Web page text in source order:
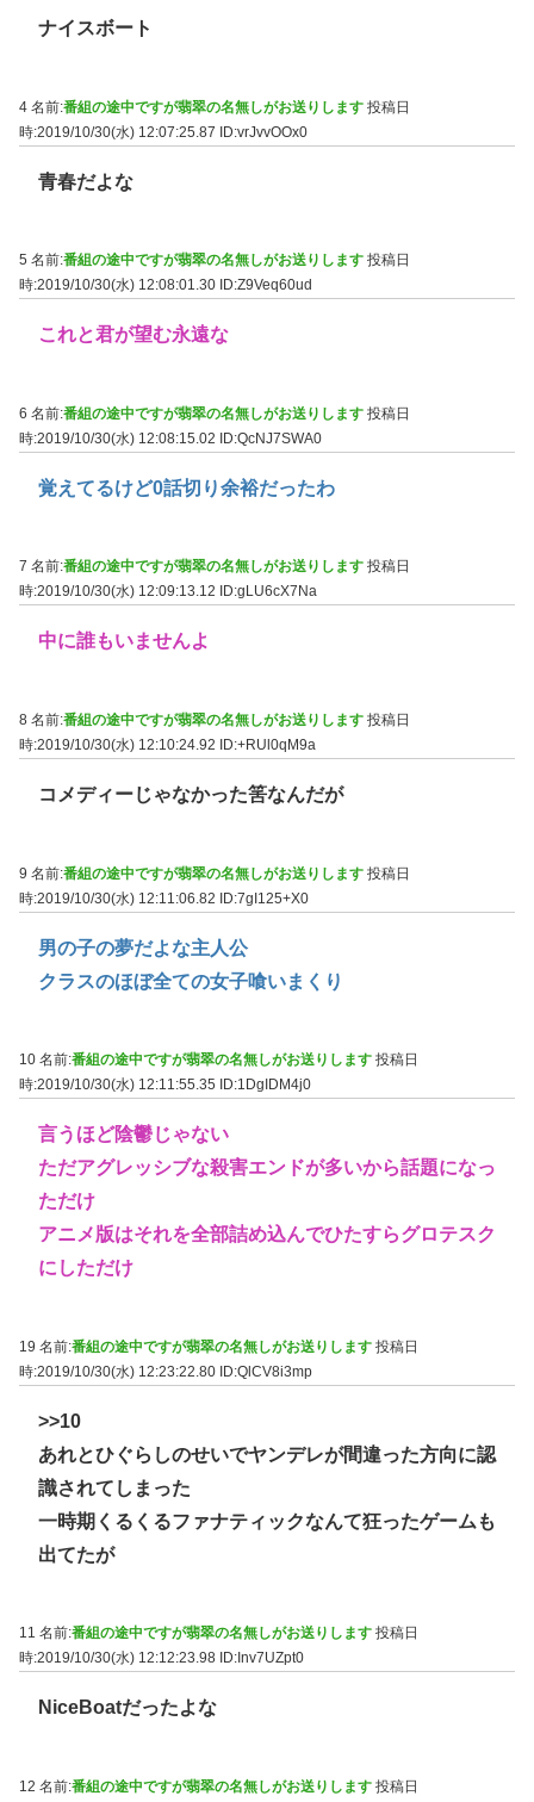
ナイスボート
4 名前:番組の途中ですが翡翠の名無しがお送りします 投稿日
時:2019/10/30(水) 12:07:25.87 ID:vrJvvOOx0
青春だよな
5 名前:番組の途中ですが翡翠の名無しがお送りします 投稿日
時:2019/10/30(水) 12:08:01.30 ID:Z9Veq60ud
これと君が望む永遠な
6 名前:番組の途中ですが翡翠の名無しがお送りします 投稿日
時:2019/10/30(水) 12:08:15.02 ID:QcNJ7SWA0
覚えてるけど0話切り余裕だったわ
7 名前:番組の途中ですが翡翠の名無しがお送りします 投稿日
時:2019/10/30(水) 12:09:13.12
ID:gLU6cX7Na
中に誰もいませんよ
8 名前:番組の途中ですが翡翠の名無しがお送りします 投稿日
時:2019/10/30(水) 12:10:24.92
ID:+RUl0qM9a
コメディーじゃなかった筈なんだが
9 名前:番組の途中ですが翡翠の名無しがお送りします 投稿日
時:2019/10/30(水) 12:11:06.82 ID:7gI125+X0
男の子の夢だよな主人公
クラスのほぼ全ての女子喰いまくり
10 名前:番組の途中ですが翡翠の名無しがお送りします 投稿日
時:2019/10/30(水) 12:11:55.35
ID:1DgIDM4j0
言うほど陰鬱じゃない
ただアグレッシブな殺害エンドが多いから話題になっ
ただけ
アニメ版はそれを全部詰め込んでひたすらグロテスク
にしただけ
19 名前:番組の途中ですが翡翠の名無しがお送りします 投稿日
時:2019/10/30(水) 12:23:22.80 ID:QlCV8i3mp
>>10
あれとひぐらしのせいでヤンデレが間違った方向に認
識されてしまった
一時期くるくるファナティックなんて狂ったゲームも
出てたが
11 名前:番組の途中ですが翡翠の名無しがお送りします 投稿日
時:2019/10/30(水) 12:12:23.98 ID:Inv7UZpt0
NiceBoatだったよな
12 名前:番組の途中ですが翡翠の名無しがお送りします 投稿日